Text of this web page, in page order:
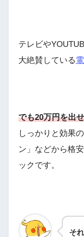
テレビや
大絶賛している
でも20万円を出
しっかりと効果
ン」などから格
ックです。
そ